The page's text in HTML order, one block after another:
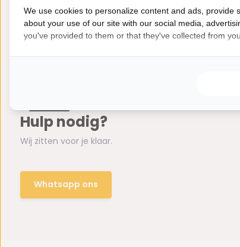
Hulp nodig?
Wij zitten voor je klaar.
Whatsapp ons
We use cookies to personalize content and ads,
about your use of our site with our social media,
you've provided to them or that they've collected from